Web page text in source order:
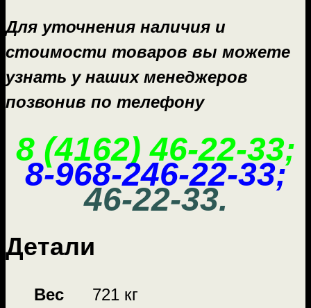
Для уточнения наличия и
стоимости товаров вы можете
узнать у наших менеджеров
позвонив по телефону
8 (4162) 46-22-33;
8-968-246-22-33;
46-22-33.
Детали
Вес
721 кг